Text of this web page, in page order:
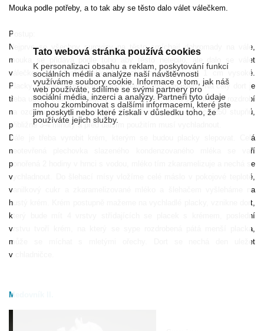
Mouka podle potřeby, a to tak aby se těsto dalo válet válečkem.
Postup:
Nejprve se všechny suroviny na těsto smíchají dohromady na vále,
mouka se přidává podle toho aby těsto nelepilo, ale dalo se válet
válečkem na placky velikosti plechu na pečení asi 1 cm vysoké.
Placky se válí na pečícím papíře namazaném máslem. Na celý dort je
třeba udělat celkem 4 placky + jednu menší, která se nakonec rozdrobí
na ozdobu. Pečou se v troubě vyhřáté na maximum, cca 250 stupňů,
přibližně 3-4 minuty a před dalším použitím musí vychladnout.
Dále je třeba vyrobit krém, kterým se budou placky slepovat. Celá
neotevřená plechovka slazeného kondenzovaného mléka se vaří
ponořená 2 hodiny v hrnci s vodou, mléko tím zkaramelizuje a nechá se
vychladnout. Do šlehací mísy vložíme celé máslo v pokojové teplotě,
vanilkový cukr a zkaramelizované mléko a šlehačem vyšleháme na
hustý krém. Krém postupně mažeme na vychladlé placky, vznikne dort,
který bude mít 4 vrstvy střídajících se placek s krémem, poslední
vrstvu tvoří krém, na který se sype rozdrobená pátá menší placka,
může se míchat s mletými ořechy. Dort se nechá den uležet
v chladničce.
Medovník II.
Tato webová stránka používá cookies
K personalizaci obsahu a reklam, poskytování funkcí
sociálních médií a analýze naší návštěvnosti
využíváme soubory cookie. Informace o tom, jak náš
web používáte, sdílíme se svými partnery pro
sociální média, inzerci a analýzy. Partneři tyto údaje
mohou zkombinovat s dalšími informacemi, které jste
jim poskytli nebo které získali v důsledku toho, že
používáte jejich služby.